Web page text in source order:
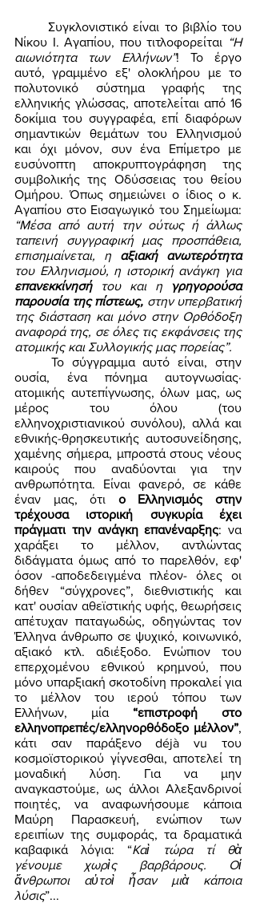
	Συγκλονιστικό είναι το βιβλίο του
Νίκου Ι. Αγαπίου, που τιτλοφορείται
“Η
αιωνιότητα των Ελλήνων”! Το έργο
αυτό, γραμμένο εξ' ολοκλήρου με το
πολυτονικό σύστημα γραφής της
ελληνικής γλώσσας, αποτελείται από 16
δοκίμια του συγγραφέα, επί διαφόρων
σημαντικών θεμάτων του Ελληνισμού
και όχι μόνον, συν ένα Επίμετρο με
ευσύνοπτη αποκρυπτογράφηση της
συμβολικής της Οδύσσειας του θείου
Ομήρου. Όπως σημειώνει ο ίδιος ο κ.
“Μέσα από αυτή την ούτως ή άλλως
ταπεινή συγγραφική μας προσπάθεια,
επισημαίνεται, η
αξιακή ανωτερότητα
του Ελληνισμού, η ιστορική ανάγκη για
επανεκκίνησή
του και η γρηγορούσα
παρουσία της πίστεως, στην υπερβατική
της διάσταση και μόνο στην Ορθόδοξη
αναφορά της, σε όλες τις εκφάνσεις της
ατομικής και Συλλογικής μας πορείας”.
ουσία, ένα πόνημα αυτογνωσίας·
ατομικής αυτεπίγνωσης, όλων μας, ως
μέρος του όλου (του
ελληνοχριστιανικού συνόλου), αλλά και
εθνικής-θρησκευτικής αυτοσυνείδησης,
χαμένης σήμερα, μπροστά στους νέους
καιρούς που αναδύονται για την
ανθρωπότητα. Είναι φανερό, σε κάθε
έναν μας, ότι ο Ελληνισμός στην
τρέχουσα ιστορική συγκυρία έχει
πράγματι την ανάγκη επανέναρξης: να
χαράξει το μέλλον, αντλώντας
διδάγματα όμως από το παρελθόν, εφ'
όσον -αποδεδειγμένα πλέον- όλες οι
δήθεν “σύγχρονες”, διεθνιστικής και
κατ' ουσίαν αθεϊστικής υφής, θεωρήσεις
απέτυχαν παταγωδώς, οδηγώντας τον
Έλληνα άνθρωπο σε ψυχικό, κοινωνικό,
αξιακό κτλ. αδιέξοδο. Ενώπιον του
επερχομένου εθνικού κρημνού, που
μόνο υπαρξιακή σκοτοδίνη προκαλεί για
το μέλλον του ιερού τόπου των
Ελλήνων, μία “επιστροφή στο
ελληνοπρεπές/ελληνορθόδοξο μέλλον”,
κάτι σαν παράξενο déjà vu του
κοσμοϊστορικού γίγνεσθαι, αποτελεί τη
μοναδική λύση. Για να μην
αναγκαστούμε, ως άλλοι Αλεξανδρινοί
ποιητές, να αναφωνήσουμε κάποια
Μαύρη Παρασκευή, ενώπιον των
ερειπίων της συμφοράς, τα δραματικά
καβαφικά λόγια: “Καὶ τώρα τί θὰ
γένουμε χωρὶς βαρβάρους. Οἱ
ἄνθρωποι αὐτοὶ ἦσαν μιὰ κάποια
λύσις”...